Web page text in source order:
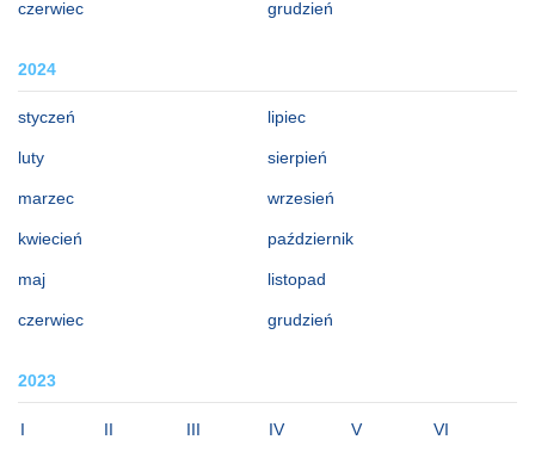
czerwiec grudzień
2024
styczeń
luty
marzec
kwiecień
maj
czerwiec
lipiec
sierpień
wrzesień
październik
listopad
grudzień
2023
I II III IV V VI